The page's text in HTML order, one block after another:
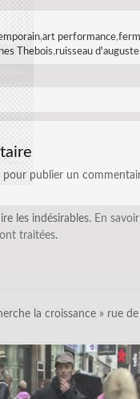
,art performance,
Thebois,ruisseau d'auguste,
pour publier un
les indésirables. En
traitées.
la croissance » rue de